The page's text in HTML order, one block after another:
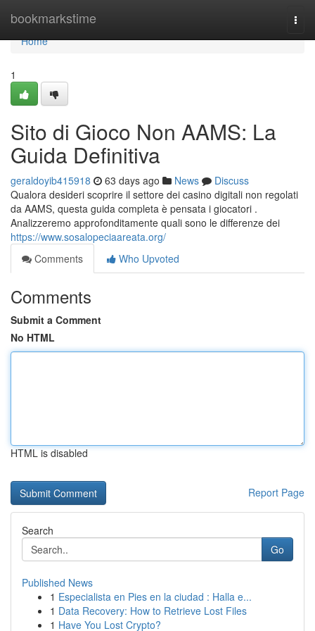
bookmarkstime
Home
Home
1
Sito di Gioco Non AAMS: La
Guida Definitiva
geraldoyib415918 63 days ago News
Discuss
Qualora desideri scoprire il settore dei casino digitali non regolati
da AAMS, questa guida completa è pensata i giocatori .
Analizzeremo approfonditamente quali sono le differenze dei
https://www.sosalopeciaareata.org/
Comments
Who Upvoted
Comments
Submit a Comment
No HTML
HTML is disabled
Report Page
Search
Go
Published News
1 Especialista en Pies en la ciudad : Halla e...
1 Data Recovery: How to Retrieve Lost Files
1 Have You Lost Crypto?